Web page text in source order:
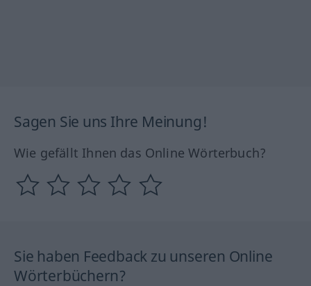
Sagen Sie uns Ihre Meinung!
Wie gefällt Ihnen das Online Wörterbuch?
Sie haben Feedback zu unseren Online
Wörterbüchern?